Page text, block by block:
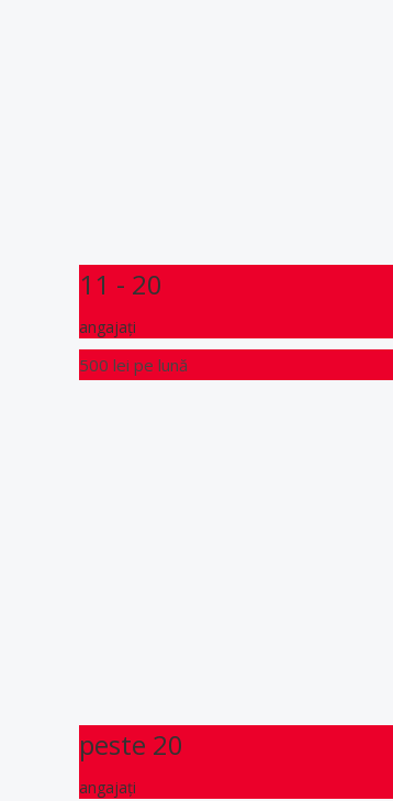
11 - 20
angajați
500 lei pe lună
peste 20
angajați